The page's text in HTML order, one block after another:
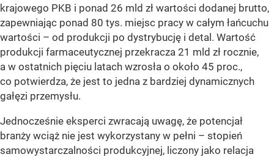
krajowego PKB i ponad 26 mld zł wartości dodanej brutto,
zapewniając ponad 80 tys. miejsc pracy w całym łańcuchu
wartości – od produkcji po dystrybucję i detal. Wartość
produkcji farmaceutycznej przekracza 21 mld zł rocznie,
a w ostatnich pięciu latach wzrosła o około 45 proc.,
co potwierdza, że jest to jedna z bardziej dynamicznych
gałęzi przemysłu.
Jednocześnie eksperci zwracają uwagę, że potencjał
branży wciąż nie jest wykorzystany w pełni – stopień
samowystarczalności produkcyjnej, liczony jako relacja